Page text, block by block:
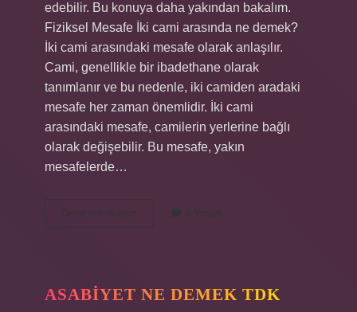
edebilir. Bu konuya daha yakından bakalım.
Fiziksel Mesafe İki cami arasında ne demek?
İki cami arasındaki mesafe olarak anlaşılır.
Cami, genellikle bir ibadethane olarak
tanımlanır ve bu nedenle, iki camiden aradaki
mesafe her zaman önemlidir. İki cami
arasındaki mesafe, camilerin yerlerine bağlı
olarak değişebilir. Bu mesafe, yakın
mesafelerde…
Devamını okuyun
cami
6 Yorum
ASABIYET NE DEMEK TDK